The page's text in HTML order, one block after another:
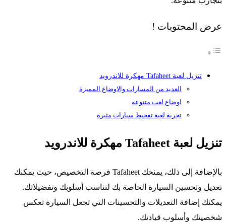
عرض المحتويات !
تنزيل لعبة Tafaheet مهكرة للاندرويد
العديد من المسارات والاوضاع المميزة
اوضاع لعب متنوعة
تجربة لعبة تفحيط سيارات مثيرة
تنزيل لعبة Tafaheet مهكرة للاندرويد
بالإضافة إلى ذلك، يمنحك Tafaheet فرصة التخصيص، حيث يمكنك
تعديل وتحسين السيارة الخاصة بك لتناسب أسلوبك وتفضيلاتك.
يمكنك إضافة التعديلات والتحسينات التي تجعل السيارة تعكس
شخصيتك وأسلوب قيادتك.